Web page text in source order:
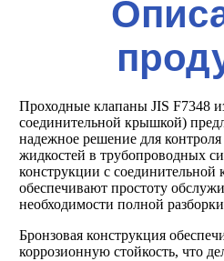
Проходные клапаны JIS F7348
соединительной крышкой)
надежное решение для
жидкостей в трубопроводных
конструкции с
обеспечивают простоту
необходимости полной
Бронзовая конструкция
коррозионную стойкость, что